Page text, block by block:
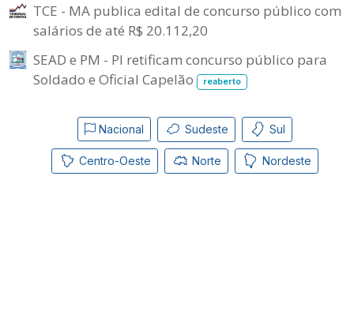
TCE - MA publica edital de concurso público com
salários de até R$ 20.112,20
SEAD e PM - PI retificam concurso público para
Soldado e Oficial Capelão
reaberto
Nacional Sudeste Sul
Centro-Oeste Norte Nordeste